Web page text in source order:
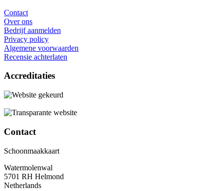
Contact
Over ons
Bedrijf aanmelden
Privacy policy
Algemene voorwaarden
Recensie achterlaten
Accreditaties
Contact
Schoonmaakkaart
Watermolenwal
5701 RH Helmond
Netherlands